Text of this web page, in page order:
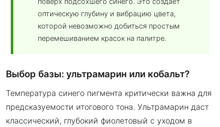
оптическую глубину и вибрацию цвета,
которой невозможно добиться простым
перемешиванием красок на палитре.
Выбор базы: ультрамарин или кобальт?
Температура синего пигмента критически важна для
предсказуемости итогового тона. Ультрамарин даст
классический, глубокий фиолетовый с уходом в